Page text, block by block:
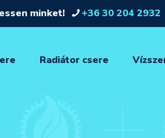
minket! +36 30 204 2932
Radiátor csere